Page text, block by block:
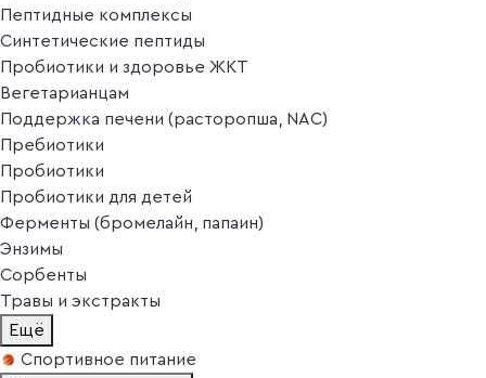
Пептидные комплексы
Синтетические пептиды
Пробиотики и здоровье ЖКТ
Вегетарианцам
Поддержка печени (расторопша, NAC)
Пребиотики
Пробиотики
Пробиотики для детей
Ферменты (бромелайн, папаин)
Энзимы
Сорбенты
Травы и экстракты
Ещё
Спортивное питание